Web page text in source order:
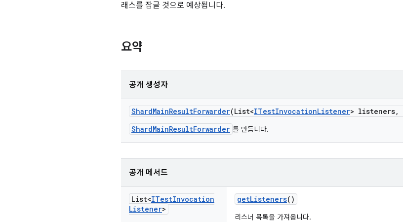
래스를 잠글 것으로 예상됩니다.
요약
공개 생성자
ShardMainResultForwarder(List<ITestInvocationListener> listeners,
ShardMainResultForwarder 를 만듭니다.
공개 메서드
List<ITestInvocation
Listener>
getListeners()
리스너 목록을 가져옵니다.